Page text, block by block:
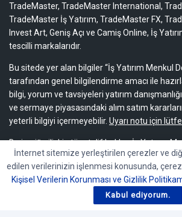
TradeMaster, TradeMaster International,
TradeMaster İş Yatırım, TradeMaster FX,
Invest Art, Geniş Açı ve Camiş Online, İş
tescilli markalarıdır.
Bu sitede yer alan bilgiler “İş Yatırım Menkul
tarafından genel bilgilendirme amacı ile
bilgi, yorum ve tavsiyeleri yatırım
ve sermaye piyasasındaki alım satım
yeterli bilgiyi içermeyebilir. Uyarı notu için
Bu içeriğe ilişkin tüm telif hakları İş Yatırım
aittir. Bu içerik, açık iznimiz olmaksızın
herhangi bir amaçla, kısmen veya tamamen
dağıtılamaz, yayımlanamaz veya
İnternet sitemize yerleştirilen çerezler ve
edilen verilerinizin işlenmesi konusunda, çerez
Kişisel Verilerin Korunması ve Gizlilik
Kabul ediyorum.